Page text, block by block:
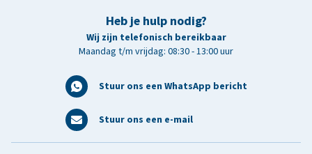
Heb je hulp nodig?
Wij zijn telefonisch bereikbaar
Maandag t/m vrijdag: 08:30 - 13:00 uur
Stuur ons een WhatsApp bericht
Stuur ons een e-mail